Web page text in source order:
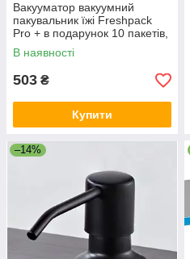
Вакууматор вакуумний
пакувальник їжі Freshpack
Pro + в подарунок 10 пакетів,
Black
В наявності
503 ₴
Купити
–14%